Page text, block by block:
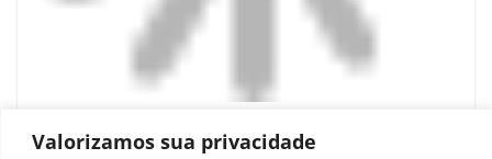
Valorizamos sua privacidade
O mito confortável das múltiplas